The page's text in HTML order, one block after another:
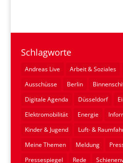
Schlagworte
Andreas Live Arbeit & Soziales
Ausschüsse
Berlin
Digitale Agenda
Düsseldorf
Elektromobilität
Energie
Kinder & Jugend
Luft- &
Meine Themen
Meldung
Pressespiegel
Rede